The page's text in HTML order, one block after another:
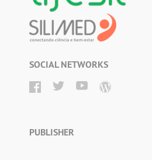
SOCIAL NETWORKS
PUBLISHER